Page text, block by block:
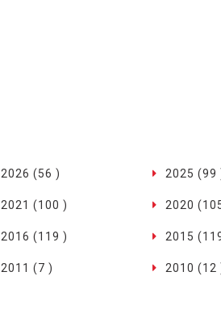
2026 (56 ) 2025 (99
2021 (100 ) 2020
2016 (119 ) 2015
2011 (7 ) 2010 (12